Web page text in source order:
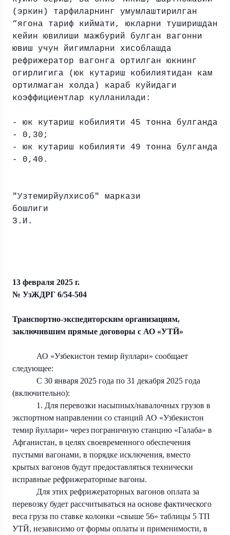
(эркин) тарфиларнинг умумлаштирилган
“ягона тариф киймати, юкларни туширишдан
кейин ювилиши мажбурий булган вагонни
ювиш учун йигимларни хисоблашда
рефрижератор вагонга ортилган юкнинг
огирлигига (юк кутариш кобилиятидан кам
ортилмаган холда) караб куйидаги
коэффициентлар кулланилади:
- юк кутариш кобилияти 45 тонна булганда
- 0,30;
- юк кутариш кобилияти 49 тонна булганда
- 0,40.
"Узтемирйулхисоб" маркази
бошлиги
З.И.
13 февраля 2025 г.
№ УзЖДРГ 6/54-504
Транспортно-экспедиторским организациям,
заключившим прямые договоры с АО «УТЙ»
АО «Узбекистон темир йуллари» сообщает
следующее:
С 30 января 2025 года по 31 декабря 2025 года
(включительно):
1. Для перевозки насыпных/навалочных грузов в
экспортном направлении со станций АО «Узбекистон
темир йуллари» через пограничную станцию «Галаба» в
Афганистан, в целях своевременного обеспечения
пустыми вагонами, в порядке исключения, вместо
крытых вагонов будут предоставляться технически
исправные рефрижераторные вагоны.
Для этих рефрижераторных вагонов оплата за
перевозку будет рассчитываться на основе фактического
веса груза по ставке колонки «свыше 56» таблицы 5 ТП
УТЙ, независимо от формы оплаты и применимости, в